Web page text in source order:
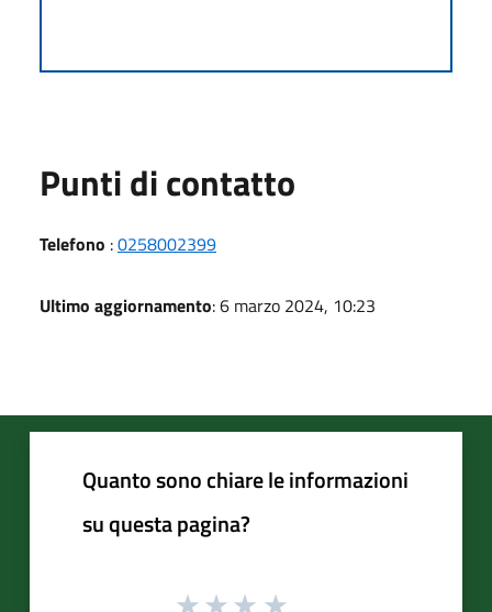
Punti di contatto
Telefono :0258002399
Ultimo aggiornamento: 6 marzo 2024, 10:23
Quanto sono chiare le informazioni
su questa pagina?